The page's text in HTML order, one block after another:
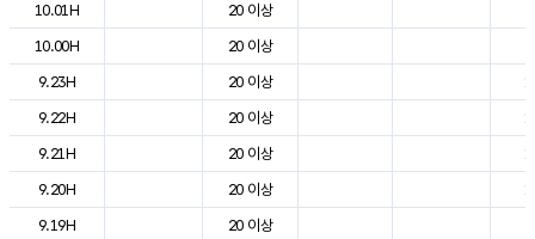
10.01H
20 이상
10.00H
20 이상
9.23H
20 이상
9.22H
20 이상
9.21H
20 이상
9.20H
20 이상
9.19H
20 이상